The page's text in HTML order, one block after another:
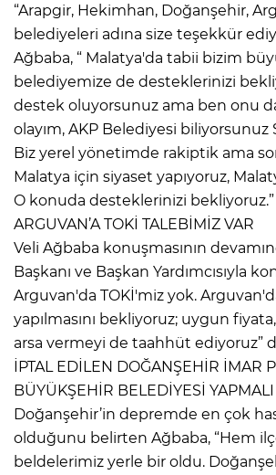
“Arapgir, Hekimhan, Doğanşehir,
belediyeleri adına size teşekkür
Ağbaba, “ Malatya'da tabii bizim
belediyemize de desteklerinizi
destek oluyorsunuz ama ben onu
olayım, AKP Belediyesi biliyorsunuz
Biz yerel yönetimde rakiptik ama
Malatya için siyaset yapıyoruz,
O konuda desteklerinizi
ARGUVAN’A TOKİ TALEBİMİZ VAR
Veli Ağbaba konuşmasının
Başkanı ve Başkan Yardımcısıyla
Arguvan'da TOKİ'miz yok.
yapılmasını bekliyoruz; uygun
arsa vermeyi de taahhüt ediyoruz”
İPTAL EDİLEN DOĞANŞEHİR İMAR
BÜYÜKŞEHİR BELEDİYESİ YAPMALI
Doğanşehir’in depremde en çok
olduğunu belirten Ağbaba, “Hem
beldelerimiz yerle bir oldu.